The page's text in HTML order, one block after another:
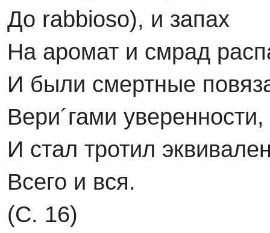
До rabbioso), и запах
На аромат и смрад
И были смертные
Вери´гами
И стал тротил
Всего и вся.
(С. 16)